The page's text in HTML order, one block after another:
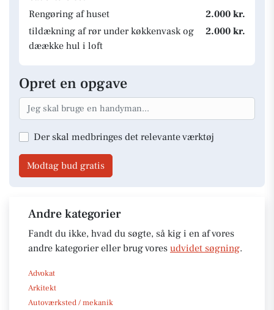
Rengøring af huset
2.000 kr.
tildækning af rør under køkkenvask og
dæække hul i loft
2.000 kr.
Opret en opgave
Der skal medbringes det relevante værktøj
Modtag bud gratis
Andre kategorier
Fandt du ikke, hvad du søgte, så kig i en af vores
andre kategorier eller brug vores udvidet søgning.
Advokat
Arkitekt
Autoværksted / mekanik